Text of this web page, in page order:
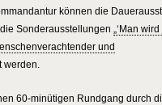
können die
Sonderausstellungen „‘Man
und
werden.
60-minütigen Rundgang durch